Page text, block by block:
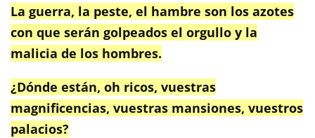
La guerra, la peste, el hambre son los azotes
con que serán golpeados el orgullo y la
malicia de los hombres.
¿Dónde están, oh ricos, vuestras
magnificencias, vuestras mansiones, vuestros
palacios?